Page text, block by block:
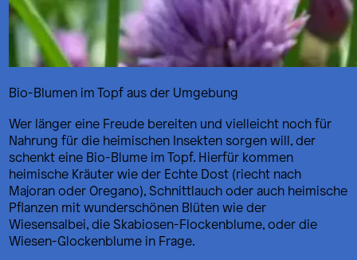
Bio-Blumen im Topf aus der Umgebung
Wer länger eine Freude bereiten und vielleicht noch für
Nahrung für die heimischen Insekten sorgen will, der
schenkt eine Bio-Blume im Topf. Hierfür kommen
heimische Kräuter wie der Echte Dost (riecht nach
Majoran oder Oregano), Schnittlauch oder auch heimische
Pflanzen mit wunderschönen Blüten wie der
Wiesensalbei, die Skabiosen-Flockenblume, oder die
Wiesen-Glockenblume in Frage.